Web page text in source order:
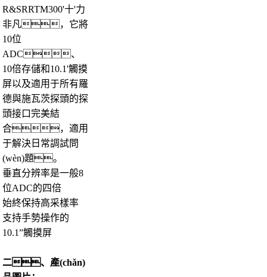
R&SRRTM300'十'力
非凡，它將
10位
ADC、
10倍存儲和10.1'觸摸
屏以及適用于所有羅
德與施瓦茨探頭的探
頭接口完美結
合，適用
于解決日常調試問
(wèn)題。
垂直分辨率是一般8
位ADC的四倍
始終保持高采樣率
支持手勢操作的
10.1”觸摸屏
二、產(chǎn)